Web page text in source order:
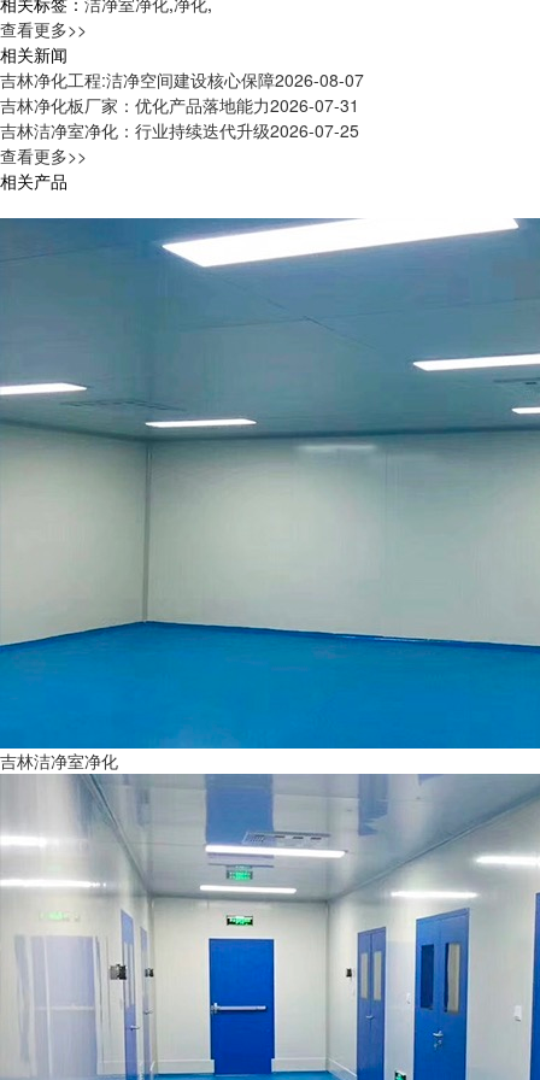
查看更多>>
相关新闻
吉林净化工程:洁净空间建设核心保障2026-08-07
吉林净化板厂家：优化产品落地能力2026-07-31
吉林洁净室净化：行业持续迭代升级2026-07-25
查看更多>>
相关产品
吉林洁净室净化